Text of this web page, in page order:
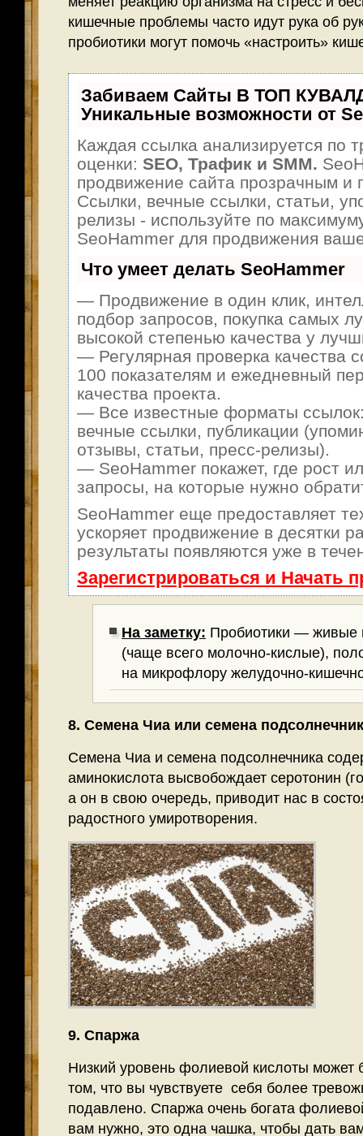
кишечные проблемы часто идут рука об
пробиотики могут помочь «настроить»
Забиваем Сайты В ТОП
Уникальные возможности от
Каждая ссылка анализируется по
оценки: SEO, Трафик и SMM.
продвижение сайта прозрачным и
Ссылки, вечные ссылки, статьи,
релизы - используйте по
SeoHammer для продвижения
Что умеет делать SeoHammer
— Продвижение в один клик,
подбор запросов, покупка самых
высокой степенью качества у
— Регулярная проверка качества
100 показателям и ежедневный
качества проекта.
— Все известные форматы
вечные ссылки, публикации
отзывы, статьи, пресс-релизы).
— SeoHammer покажет, где рост
запросы, на которые нужно
SeoHammer еще предоставляет
ускоряет продвижение в десятки
результаты появляются уже в
Зарегистрироваться и Начать
На заметку: Пробиотики — живые
(чаще всего молочно-кислые),
на микрофлору желудочно-
8. Семена Чиа или семена
Семена Чиа и семена подсолнечника
аминокислота высвобождает серотонин
а он в свою очередь, приводит нас в
радостного умиротворения.
9. Спаржа
Низкий уровень фолиевой кислоты может
том, что вы чувствуете себя более
подавлено. Спаржа очень богата
вам нужно, это одна чашка, чтобы дать